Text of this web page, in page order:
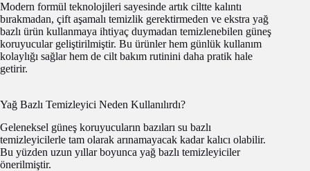
Modern formül teknolojileri sayesinde artık ciltte kalıntı
bırakmadan, çift aşamalı temizlik gerektirmeden ve ekstra yağ
bazlı ürün kullanmaya ihtiyaç duymadan temizlenebilen güneş
koruyucular geliştirilmiştir. Bu ürünler hem günlük kullanım
kolaylığı sağlar hem de cilt bakım rutinini daha pratik hale
getirir.
Yağ Bazlı Temizleyici Neden Kullanılırdı?
Geleneksel güneş koruyucuların bazıları su bazlı
temizleyicilerle tam olarak arınamayacak kadar kalıcı olabilir.
Bu yüzden uzun yıllar boyunca yağ bazlı temizleyiciler
önerilmiştir.